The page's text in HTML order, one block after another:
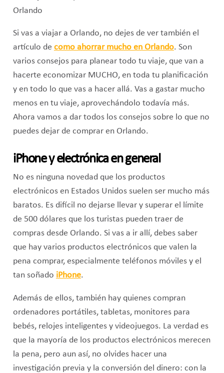
Si vas a viajar a Orlando, no dejes de ver también el
artículo de como ahorrar mucho en Orlando. Son
varios consejos para planear todo tu viaje, que van a
hacerte economizar MUCHO, en toda tu planificación
y en todo lo que vas a hacer allá. Vas a gastar mucho
menos en tu viaje, aprovechándolo todavía más.
Ahora vamos a dar todos los consejos sobre lo que no
puedes dejar de comprar en Orlando.
iPhone y electrónica en general
No es ninguna novedad que los productos
electrónicos en Estados Unidos suelen ser mucho más
baratos. Es difícil no dejarse llevar y superar el límite
de 500 dólares que los turistas pueden traer de
compras desde Orlando. Si vas a ir allí, debes saber
que hay varios productos electrónicos que valen la
pena comprar, especialmente teléfonos móviles y el
tan soñado iPhone.
Además de ellos, también hay quienes compran
ordenadores portátiles, tabletas, monitores para
bebés, relojes inteligentes y videojuegos. La verdad es
que la mayoría de los productos electrónicos merecen
la pena, pero aun así, no olvides hacer una
investigación previa y la conversión del dinero: con la